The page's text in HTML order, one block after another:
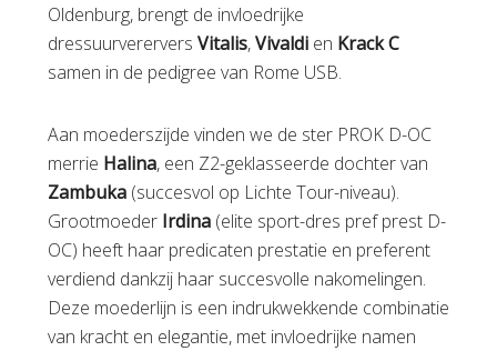
Oldenburg, brengt de invloedrijke
dressuurverervers Vitalis,Vivaldien Krack C
samen in de pedigree van Rome USB.
Aan moederszijde vinden we de ster PROK D-OC
merrie Halina, een Z2-geklasseerde dochter van
Zambuka(succesvol op Lichte Tour-niveau).
Grootmoeder Irdina(elite sport-dres pref prest D-
OC) heeft haar predicaten prestatie en preferent
verdiend dankzij haar succesvolle nakomelingen.
Deze moederlijn is een indrukwekkende combinatie
van kracht en elegantie, met invloedrijke namen